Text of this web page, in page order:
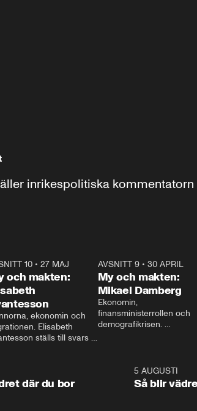
inrikespolitiska
10 •27 MAJ
och makten:
ekonomin och
Elisabeth
ställs till svars
AVSNITT 9• 30 APRIL
My och makten:
Mikael Damberg
Ekonomin,
finansministerrollen och
demografikrisen.
och Makten.
1:06
där du bor
5 AUGUSTI
Så blir